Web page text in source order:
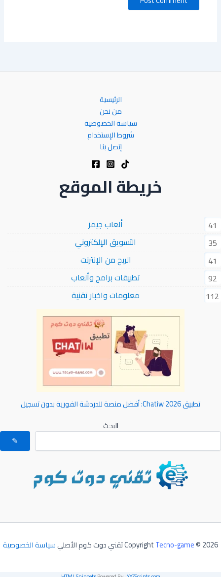
الرئيسية
من نحن
سياسة الخصوصية
شروط الإستخدام
إتصل بنا
خريطة الموقع
ألعاب جيمز
41
التسويق الإلكتروني
35
الربح من الإنترنت
41
تطبيقات برامج وألعاب
92
معلومات واخبار تقنية
112
تطبيق Chatiw 2026: أفضل منصة للدردشة الفورية بدون تسجيل
البحث
✎
CopyrightTecno-game© 2026 تقني دوت كوم الأصلي سياسة الخصوصية